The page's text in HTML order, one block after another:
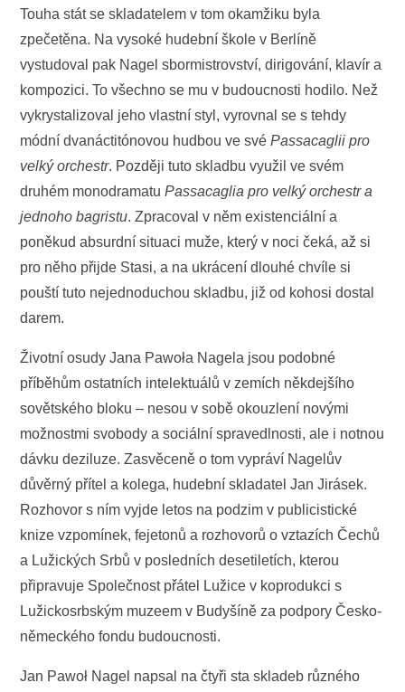
Touha stát se skladatelem v tom okamžiku byla
zpečetěna. Na vysoké hudební škole v Berlíně
vystudoval pak Nagel sbormistrovství, dirigování, klavír a
kompozici. To všechno se mu v budoucnosti hodilo. Než
vykrystalizoval jeho vlastní styl, vyrovnal se s tehdy
módní dvanáctitónovou hudbou ve svéPassacaglii pro
velký orchestr. Později tuto skladbu využil ve svém
druhém monodramatuPassacaglia pro velký orchestr a
jednoho bagristu. Zpracoval v něm existenciální a
poněkud absurdní situaci muže, který v noci čeká, až si
pro něho přijde Stasi, a na ukrácení dlouhé chvíle si
pouští tuto nejednoduchou skladbu, již od kohosi dostal
darem.
Životní osudy Jana Pawoła Nagela jsou podobné
příběhům ostatních intelektuálů v zemích někdejšího
sovětského bloku –⁠ nesou v sobě okouzlení novými
možnostmi svobody a sociální spravedlnosti, ale i notnou
dávku deziluze. Zasvěceně o tom vypráví Nagelův
důvěrný přítel a kolega, hudební skladatel Jan Jirásek.
Rozhovor s ním vyjde letos na podzim v publicistické
knize vzpomínek, fejetonů a rozhovorů o vztazích Čechů
a Lužických Srbů v posledních desetiletích, kterou
připravuje Společnost přátel Lužice v koprodukci s
Lužickosrbským muzeem v Budyšíně za podpory Česko-
německého fondu budoucnosti.
Jan Pawoł Nagel napsal na čtyři sta skladeb různého